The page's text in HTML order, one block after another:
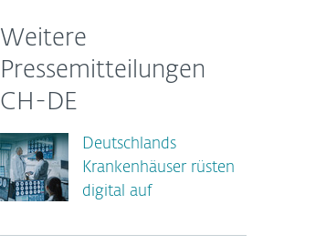
Weitere
Pressemitteilungen
CH-DE
Deutschlands
Krankenhäuser rüsten
digital auf